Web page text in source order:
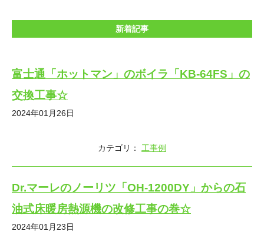
新着記事
富士通「ホットマン」のボイラ「KB-64FS」の
交換工事☆
2024年01月26日
カテゴリ： 工事例
Dr.マーレのノーリツ「OH-1200DY」からの石
油式床暖房熱源機の改修工事の巻☆
2024年01月23日